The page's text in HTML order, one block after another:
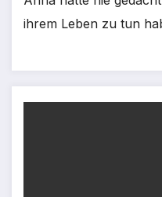
ihrem Leben zu tun